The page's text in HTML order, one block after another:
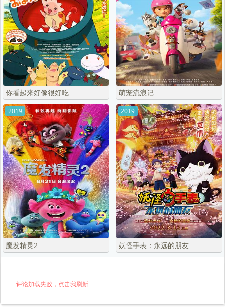
你看起来好像很好吃 萌宠流浪记
2019
魔发精灵2
2019
妖怪手表：永远的朋友
评论加载失败，点击我刷新...